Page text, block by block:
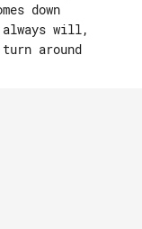
down
will,